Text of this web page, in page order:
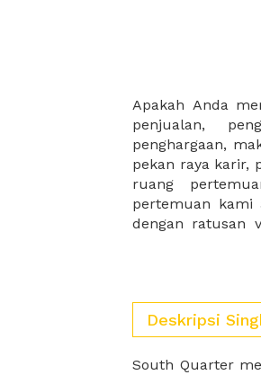
Apakah Anda
penjualan,
penghargaan,
pekan raya karir,
ruang
pertemuan kami
dengan ratusan
yang ideal untuk
dengan mengisi
Anda dan akan
acara Anda akan
sangat
Deskripsi
South Quarter
sangat kompeitif